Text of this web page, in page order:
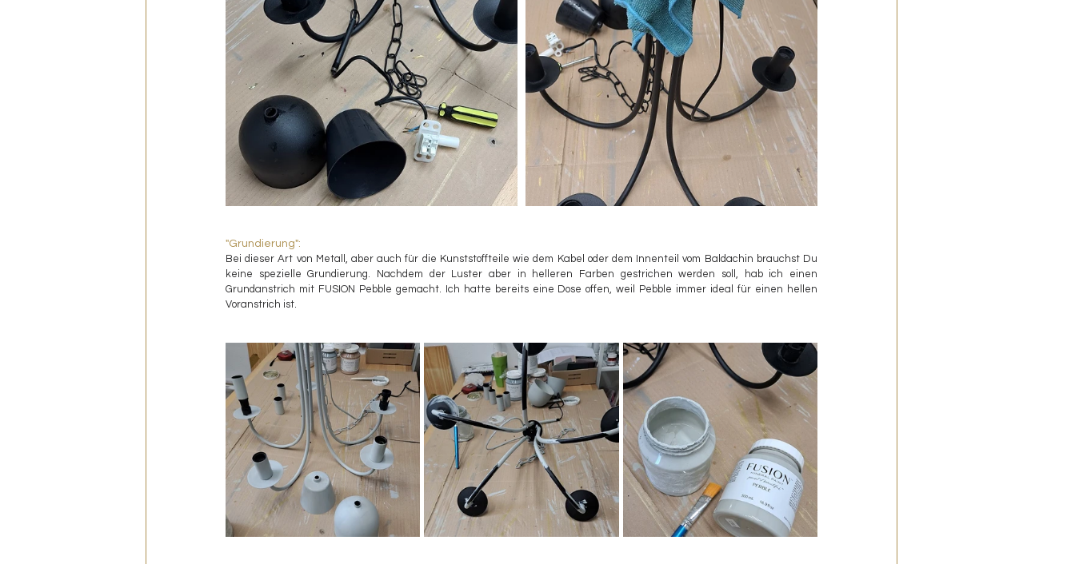
"Grundierung":
Bei dieser Art von Metall, aber auch für die Kunststoffteile wie dem Kabel oder dem Innenteil vom Baldachin brauchst Du
keine spezielle Grundierung. Nachdem der Luster aber in helleren Farben gestrichen werden soll, hab ich einen
Grundanstrich mit FUSION Pebble gemacht. Ich hatte bereits eine Dose offen, weil Pebble immer ideal für einen hellen
Voranstrich ist.